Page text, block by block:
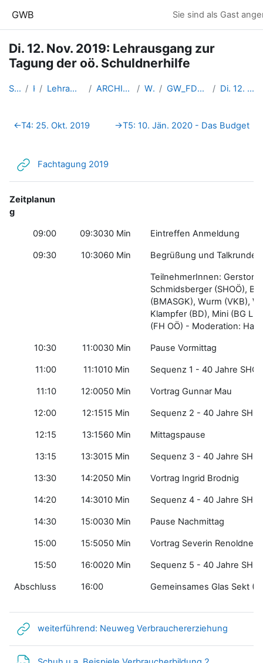
GWB Sie sind als Gast
Di. 12. Nov. 2019: Lehrausgang zur
Tagung der oö. Schuldnerhilfe
Startseite Kurse Lehramtsausbildung GW im Clust... ARCHIV - Lehrveranstaltungen a... WS_2019/20 GW_FDoekonomie_Linz_Sitte_2019ws Di. 12. Nov. 2019: Lehrausgang...
Abschnittsübersicht
←T4: 25. Okt. 2019 →T5: 10. Jän. 2020 - Das Budget
Fachtagung 2019Link/URL
Zeitplanun
g
09:00 09:3030 Min Eintreffen Anmeldung
09:30 10:3060 Min Begrüßung und
TeilnehmerInnen:
Schmidsberger (SHOÖ),
(BMASGK), Wurm (VKB),
Klampfer (BD), Mini (BG
(FH OÖ) - Moderation:
10:30 11:0030 Min Pause Vormittag
11:00 11:1010 Min Sequenz 1 - 40 Jahre
11:10 12:0050 Min Vortrag Gunnar Mau
12:00 12:1515 Min Sequenz 2 - 40 Jahre
12:15 13:1560 Min Mittagspause
13:15 13:3015 Min Sequenz 3 - 40 Jahre
13:30 14:2050 Min Vortrag Ingrid Brodnig
14:20 14:3010 Min Sequenz 4 - 40 Jahre
14:30 15:0030 Min Pause Nachmittag
15:00 15:5050 Min Vortrag Severin Renoldner
15:50 16:0020 Min Sequenz 5 - 40 Jahre
Abschluss 16:00 Gemeinsames Glas Sekt
weiterführend: Neuweg Verbrauchererziehung